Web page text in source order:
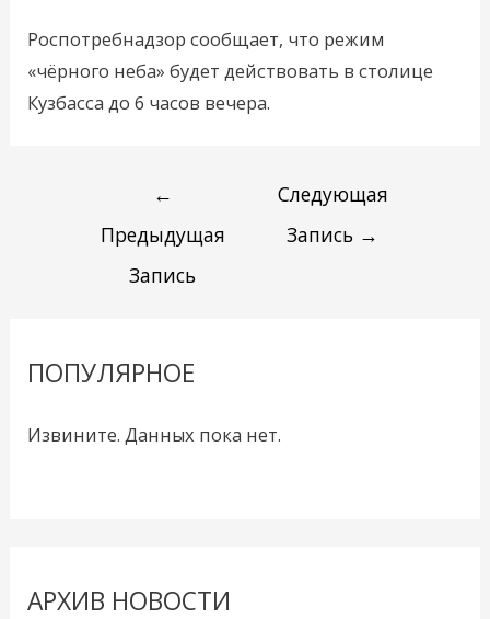
Роспотребнадзор сообщает, что режим
«чёрного неба» будет действовать в столице
Кузбасса до 6 часов вечера.
←
Предыдущая
Запись
Следующая
Запись →
ПОПУЛЯРНОЕ
Извините. Данных пока нет.
АРХИВ НОВОСТИ